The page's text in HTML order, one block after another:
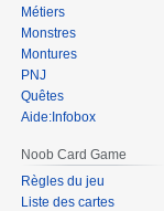
Métiers
Monstres
Montures
PNJ
Quêtes
Aide:Infobox
Noob Card Game
Règles du jeu
Liste des cartes